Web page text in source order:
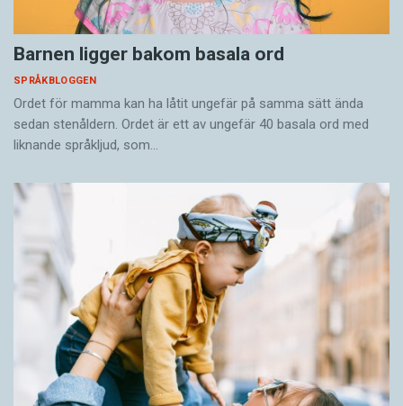
Barnen ligger bakom basala ord
SPRÅKBLOGGEN
Ordet för mamma kan ha låtit ungefär på samma sätt ända
sedan stenåldern. Ordet är ett av ungefär 40 basala ord med
liknande språkljud, som…